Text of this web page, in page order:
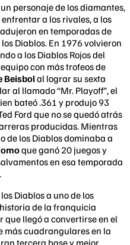
personaje de los diamantes,
a los rivales, a los
en temporadas de
Diablos. En 1976 volvieron
a los Diablos Rojos del
con más trofeos de
Beisbolal lograr su sexta
al llamado “Mr. Playoff”, el
bateó .361 y produjo 93
Ford que no se quedó atrás
producidas. Mientras
de los Diablos dominaba a
que ganó 20 juegos y
en esa temporada
Diablos a uno de los
de la franquicia
que llegó a convertirse en el
más cuadrangulares en la
tercera base y mejor